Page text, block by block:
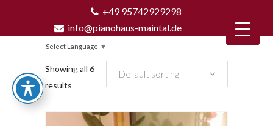
+49 95742929298
info@pianohaus-maintal.de
Select Language ▼
Showing all 6
results
Default sorting